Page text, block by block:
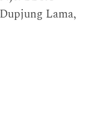
Lama,